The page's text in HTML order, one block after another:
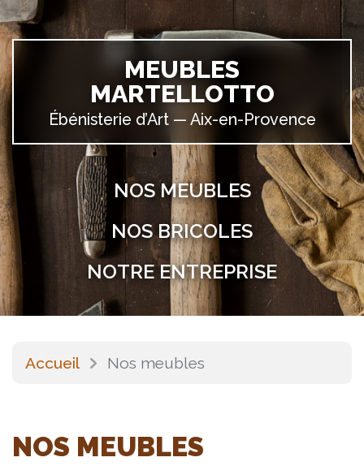
MEUBLES
MARTELLOTTO
Ébénisterie d’Art — Aix-en-Provence
NOS MEUBLES
NOS BRICOLES
NOTRE ENTREPRISE
Accueil Nos meubles
NOS MEUBLES